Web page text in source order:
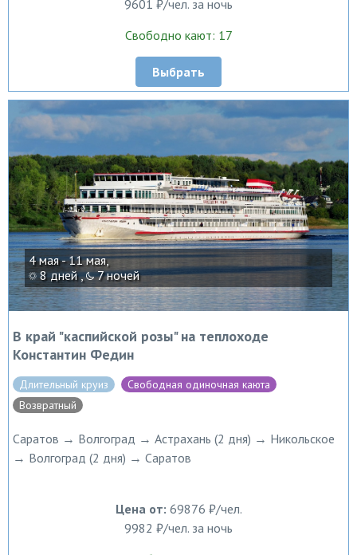
9601 ₽/чел. за ночь
Свободно кают: 17
Выбрать
4 мая - 11 мая,
8 дней , 7 ночей
В край "каспийской розы" на теплоходе
Константин Федин
Длительный круиз
Свободная одиночная каюта
Возвратный
Саратов → Волгоград → Астрахань (2 дня) → Никольское
→ Волгоград (2 дня) → Саратов
Цена от: 69876 ₽/чел.
9982 ₽/чел. за ночь